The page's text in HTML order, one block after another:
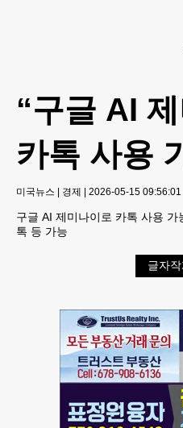
“구글 AI
카톡 사용
미국뉴스 | 경제 | 2026-05-15 09:56:01
구글 AI 제미나이로 카톡 사용 가
톡 등 가능
글자작